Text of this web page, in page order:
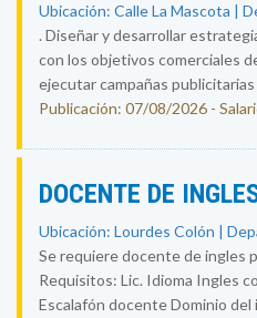
Ubicación: Calle La Mascota |
. Diseñar y desarrollar
con los objetivos comerciales
ejecutar campañas
Publicación: 07/08/2026 -
DOCENTE DE
Ubicación: Lourdes Colón |
Se requiere docente de ingles
Requisitos: Lic. Idioma Ingles
Escalafón docente Dominio del